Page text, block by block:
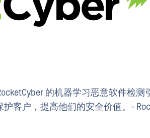
的机器学习恶意软件检测
客户，提高他们的安全价值。-